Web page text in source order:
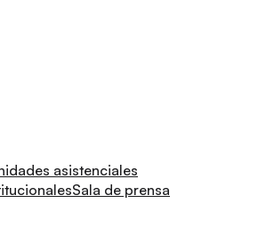
asistenciales
Sala de prensa